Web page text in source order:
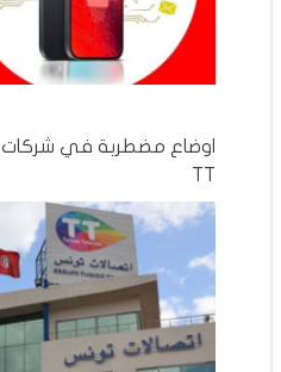
اوضاع مضطربة في شركات
TT